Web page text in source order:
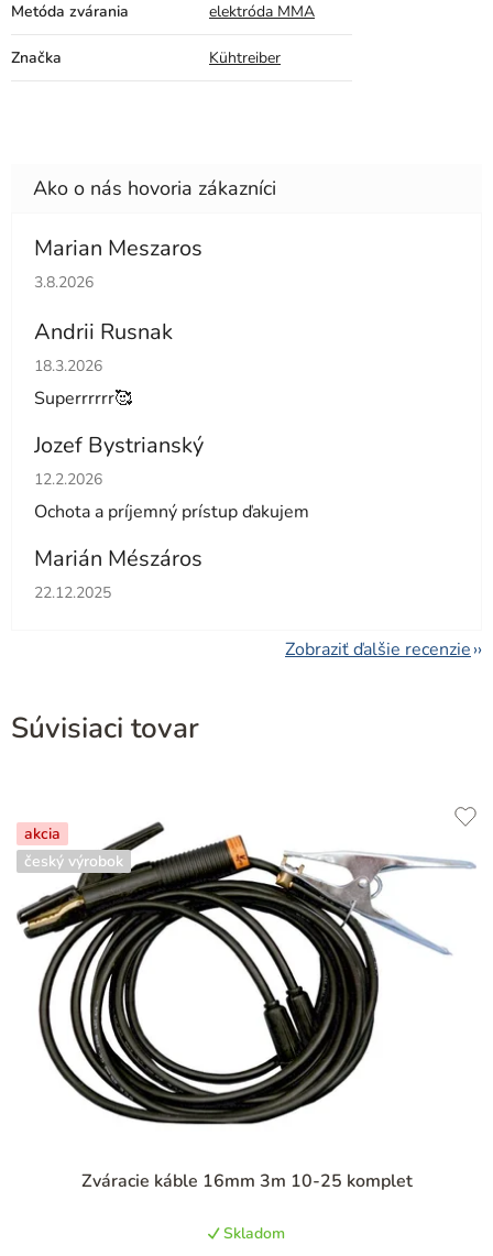
Metóda zvárania elektróda MMA
Značka Kühtreiber
Marian Meszaros
Hodnotenie obchodu je 5 z 5 hviezdičiek.
3.8.2026
Andrii Rusnak
Hodnotenie obchodu je 5 z 5 hviezdičiek.
18.3.2026
Superrrrrr🥰
Jozef Bystrianský
Hodnotenie obchodu je 5 z 5 hviezdičiek.
12.2.2026
Ochota a príjemný prístup ďakujem
Marián Mészáros
Hodnotenie obchodu je 5 z 5 hviezdičiek.
22.12.2025
Zobraziť ďalšie recenzie
Súvisiaci tovar
akcia
český výrobok
Zváracie káble 16mm 3m 10-25 komplet
hodnotenie
je
Skladom